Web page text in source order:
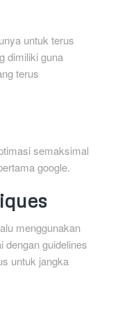
untuk terus
dimiliki guna
terus
semaksimal
google.
menggunakan
dengan guidelines
untuk jangka